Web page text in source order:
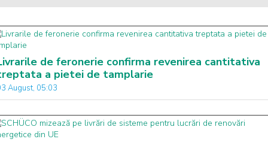
de feronerie confirma revenirea cantitativa
a pietei de tamplarie
August, 05:03